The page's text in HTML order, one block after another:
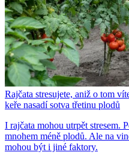
Rajčata stresujete, aniž o tom
keře nasadí sotva třetinu plodů
I rajčata mohou utrpět stresem.
mnohem méně plodů. Ale na
mohou být i jiné faktory.